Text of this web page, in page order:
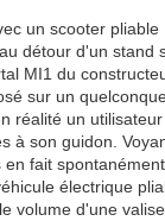
un scooter pliable
détour d'un stand
MI1 du
sur un
réalité un
à son guidon.
fait
électrique
volume d'une